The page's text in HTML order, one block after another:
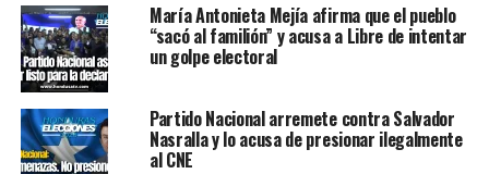
María Antonieta Mejía afirma que el pueblo
“sacó al familión” y acusa a Libre de intentar
un golpe electoral
Partido Nacional arremete contra Salvador
Nasralla y lo acusa de presionar ilegalmente
al CNE